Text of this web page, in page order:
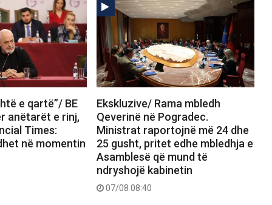
e qartë”/ BE
anëtarët e rinj,
Times:
në momentin
Ekskluzive/ Rama mbledh
Qeverinë në Pogradec.
Ministrat raportojnë më 24 dhe
25 gusht, pritet edhe mbledhja e
Asamblesë që mund të
ndryshojë kabinetin
07/08 08:40